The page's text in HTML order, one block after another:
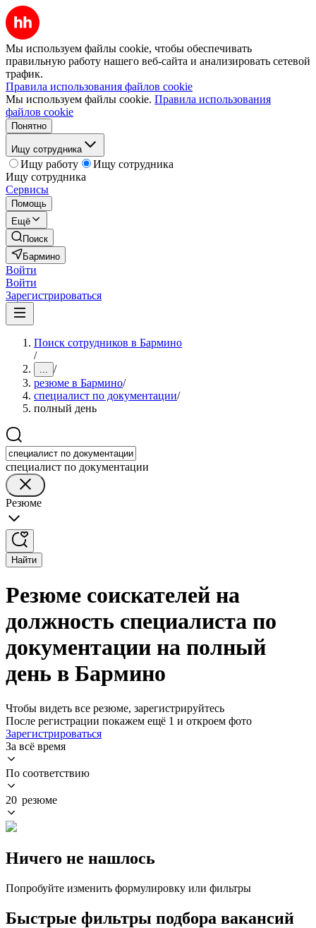
Мы используем файлы cookie, чтобы обеспечивать
правильную работу нашего веб-сайта и анализировать сетевой
трафик.
Правила использования файлов cookie
Мы используем файлы cookie. Правила использования
файлов cookie
Понятно
Ищу сотрудника
Ищу работу
Ищу сотрудника
Ищу сотрудника
Сервисы
Помощь
Ещё
Поиск
Бармино
Войти
Войти
Зарегистрироваться
Поиск сотрудников в Бармино
/
... /
резюме в Бармино/
специалист по документации/
полный день
специалист по документации
Резюме
Найти
Резюме соискателей на
должность специалиста по
документации на полный
день в Бармино
Чтобы видеть все резюме, зарегистрируйтесь
После регистрации покажем ещё 1 и откроем фото
Зарегистрироваться
За всё время
По соответствию
20 резюме
Ничего не нашлось
Попробуйте изменить формулировку или фильтры
Быстрые фильтры подбора вакансий